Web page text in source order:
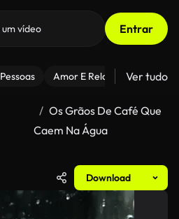
Entrar
Pessoas Amor E Relacionamentos
Ver tudo
Os Grãos De Café Que
Caem Na Água
Download